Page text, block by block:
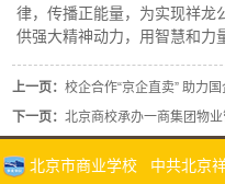
律，传播正能量，为实现祥龙
供强大精神动力，用智慧和力
上一页：校企合作“京企直卖” 助力国企数
下一页：北京商校承办一商集团物业
北京市商业学校 中共北京